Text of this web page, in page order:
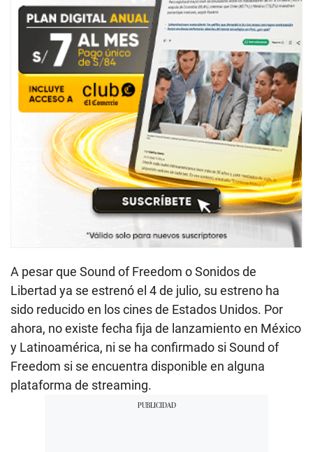
A pesar que Sound of Freedom o Sonidos de
Libertad ya se estrenó el 4 de julio, su estreno ha
sido reducido en los cines de Estados Unidos. Por
ahora, no existe fecha fija de lanzamiento en México
y Latinoamérica, ni se ha confirmado si Sound of
Freedom si se encuentra disponible en alguna
plataforma de streaming.